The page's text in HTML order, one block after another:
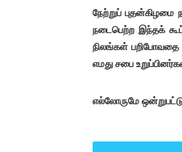
நேற்றுப்
நடைபெற்ற இந்தக்
நிலங்கள் பறிபோவதை
எமது சபை
எல்லோருமே